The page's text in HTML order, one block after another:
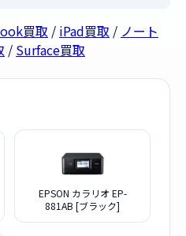
買取 / iPad買取 / ノート
/ Surface買取
EPSON カラリオ EP-
881AB [ブラック]